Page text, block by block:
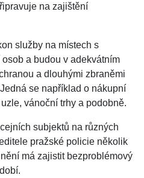
na zajištění
služby na místech s
a budou v adekvátním
a dlouhými zbraněmi
se například o nákupní
vánoční trhy a podobně.
subjektů na různých
pražské policie několik
má zajistit bezproblémový